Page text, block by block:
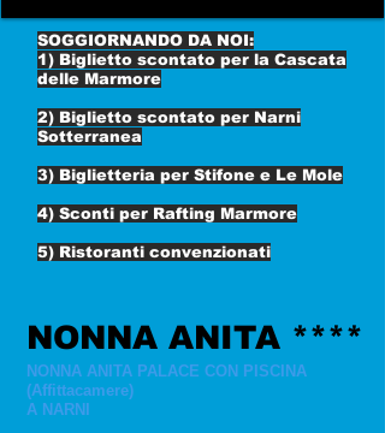
SOGGIORNANDO DA NOI:
1) Biglietto scontato per la Cascata
delle Marmore
2) Biglietto scontato per Narni
Sotterranea
3) Biglietteria per Stifone e Le Mole
4) Sconti per Rafting Marmore
5) Ristoranti convenzionati
NONNA ANITA ****
NONNA ANITA PALACE CON PISCINA
(Affittacamere)
A NARNI